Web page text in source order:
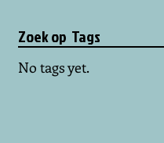
No tags yet.
Zoek op Tags